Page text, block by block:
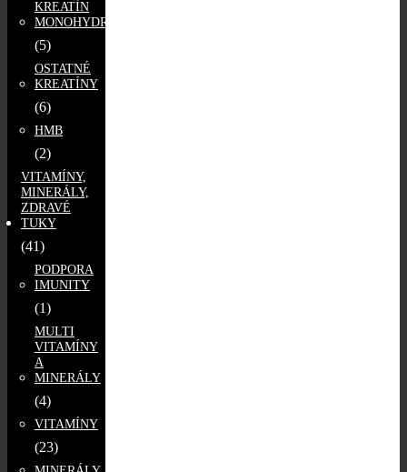
KREATÍN
MONOHYDRÁT
(5)
OSTATNÉ
KREATÍNY
(6)
HMB
(2)
VITAMÍNY,
MINERÁLY,
ZDRAVÉ
TUKY
(41)
PODPORA
IMUNITY
(1)
MULTI
VITAMÍNY
A
MINERÁLY
(4)
VITAMÍNY
(23)